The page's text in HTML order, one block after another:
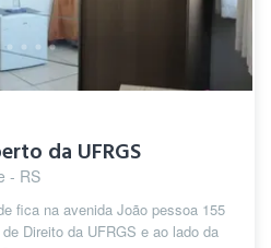
da UFRGS
- RS
fica na avenida João pessoa 155
Direito da UFRGS e ao lado da